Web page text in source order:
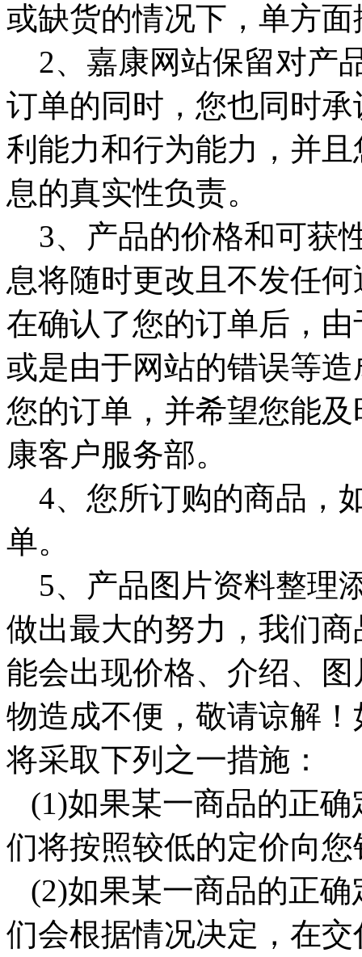
或缺货的情况下，单方
2、嘉康网站保留对产
订单的同时，您也同时
利能力和行为能力，并
息的真实性负责。
3、产品的价格和可获
息将随时更改且不发任
在确认了您的订单后，
或是由于网站的错误等
您的订单，并希望您能
康客户服务部。
4、您所订购的商品，
单。
5、产品图片资料整理
做出最大的努力，我们
能会出现价格、介绍、
物造成不便，敬请谅解
将采取下列之一措施：
(1)如果某一商品的正
们将按照较低的定价向
(2)如果某一商品的正
们会根据情况决定，在